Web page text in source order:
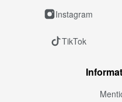
Instagram
TikTok